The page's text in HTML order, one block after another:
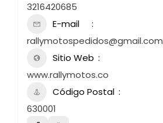
3216420685
E-mail
rallymotospedidos@gmail.com
Sitio Web
www.rallymotos.co
Código Postal
630001